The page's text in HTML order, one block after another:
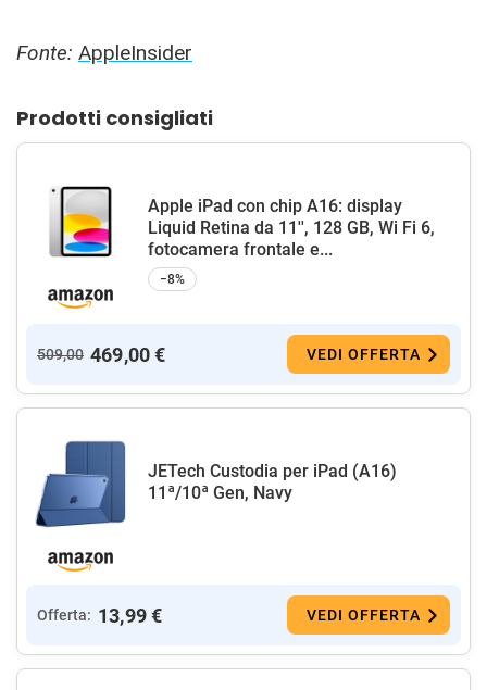
Fonte: AppleInsider
Prodotti consigliati
Apple iPad con chip A16: display
Liquid Retina da 11'', 128 GB, Wi Fi 6,
fotocamera frontale e...
−8%
509,00 469,00 € VEDI OFFERTA
JETech Custodia per iPad (A16)
11ª/10ª Gen, Navy
Offerta: 13,99 € VEDI OFFERTA